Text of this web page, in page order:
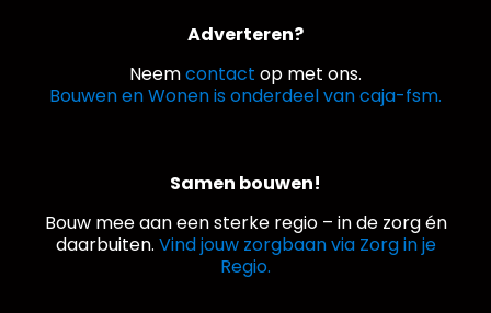
Adverteren?
Neemcontact op met ons.
Bouwen en Wonen is onderdeel van caja-fsm.
Samen bouwen!
Bouw mee aan een sterke regio – in de zorg én
daarbuiten. Vind jouw zorgbaan via Zorg in je
Regio.